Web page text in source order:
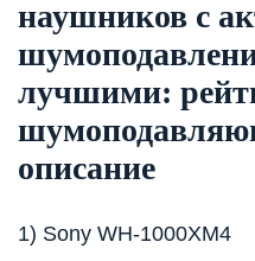
наушников с
лучшими:
описание
1) Sony WH-1000XM4